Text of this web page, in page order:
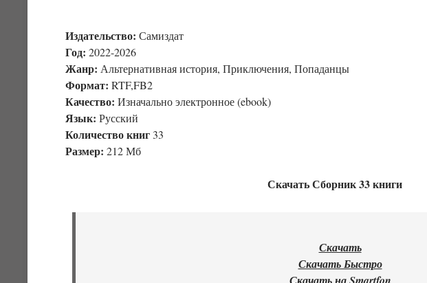
Издательство: Самиздат
Год: 2022-2026
Жанр: Альтернативная история, Приключения, Попаданцы
Формат: RTF,FB2
Качество: Изначально электронное (ebook)
Язык: Русский
Количество книг 33
Размер: 212 Мб
Скачать Сборник 33 книги
Скачать
Скачать Быстро